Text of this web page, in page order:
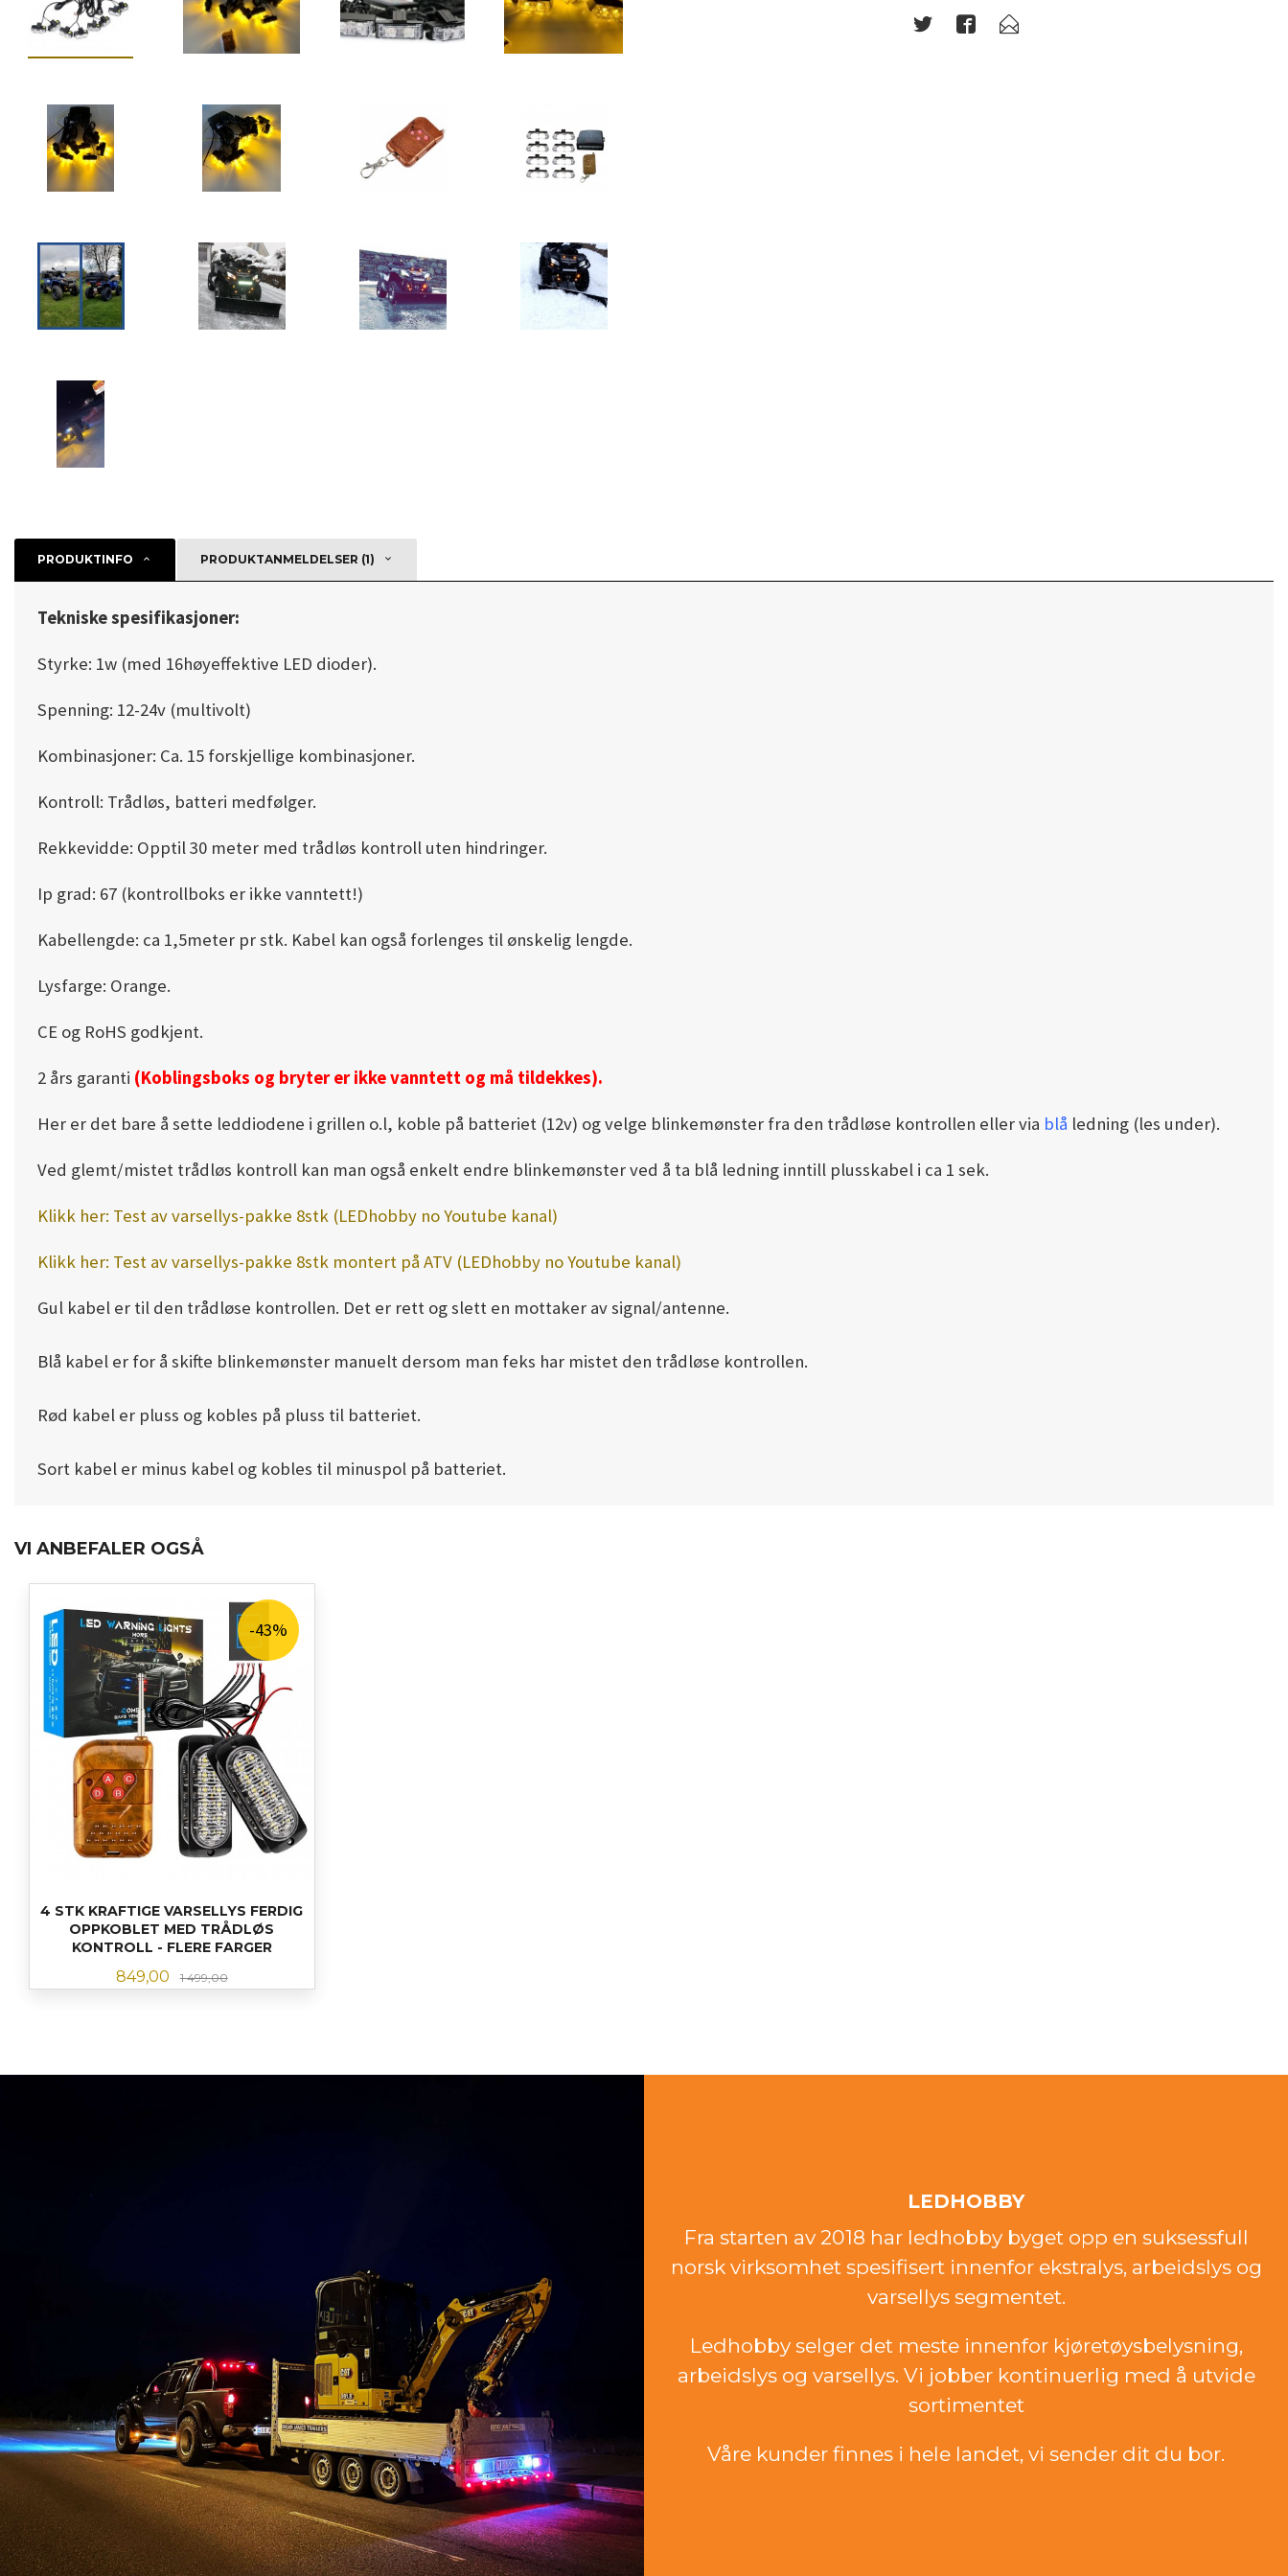
PRODUKTINFO PRODUKTANMELDELSER (1)
Tekniske spesifikasjoner:
Styrke: 1w (med 16høyeffektive LED dioder).
Spenning: 12-24v (multivolt)
Kombinasjoner: Ca. 15 forskjellige kombinasjoner.
Kontroll: Trådløs, batteri medfølger.
Rekkevidde: Opptil 30 meter med trådløs kontroll uten hindringer.
Ip grad: 67 (kontrollboks er ikke vanntett!)
Kabellengde: ca 1,5meter pr stk. Kabel kan også forlenges til ønskelig lengde.
Lysfarge: Orange.
CE og RoHS godkjent.
2 års garanti (Koblingsboks og bryter er ikke vanntett og må tildekkes).
Her er det bare å sette leddiodene i grillen o.l, koble på batteriet (12v) og velge blinkemønster fra den trådløse kontrollen eller via blå ledning (les under).
Ved glemt/mistet trådløs kontroll kan man også enkelt endre blinkemønster ved å ta blå ledning inntill plusskabel i ca 1 sek.
Klikk her: Test av varsellys-pakke 8stk (LEDhobby no Youtube kanal)
Klikk her: Test av varsellys-pakke 8stk montert på ATV (LEDhobby no Youtube kanal)
Gul kabel er til den trådløse kontrollen. Det er rett og slett en mottaker av signal/antenne.
Blå kabel er for å skifte blinkemønster manuelt dersom man feks har mistet den trådløse kontrollen.
Rød kabel er pluss og kobles på pluss til batteriet.
Sort kabel er minus kabel og kobles til minuspol på batteriet.
VI ANBEFALER OGSÅ
4 STK KRAFTIGE VARSELLYS FERDIG
OPPKOBLET MED TRÅDLØS
KONTROLL - FLERE FARGER
Tilbud
849,00 1 499,00Rabatt
-43%
LEDHOBBY
Fra starten av 2018 har ledhobby byget opp en suksessfull
norsk virksomhet spesifisert innenfor ekstralys, arbeidslys og
varsellys segmentet.
Ledhobby selger det meste innenfor kjøretøysbelysning,
arbeidslys og varsellys. Vi jobber kontinuerlig med å utvide
sortimentet
Våre kunder finnes i hele landet, vi sender dit du bor.